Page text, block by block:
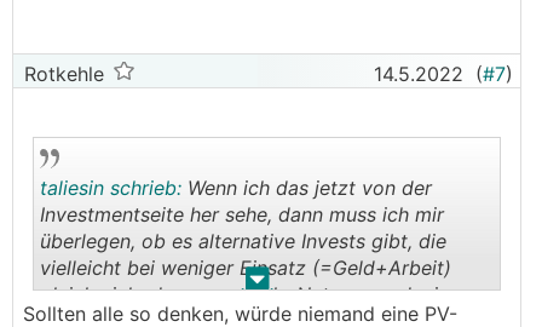
Rotkehle 14.5.2022 (#7)
. .
taliesin schrieb: Wenn ich das jetzt von der
Investmentseite her sehe, dann muss ich mir
überlegen, ob es alternative Invests gibt, die
vielleicht bei weniger Einsatz (=Geld+Arbeit)
gleich viel oder sogar mehr Nutzen produzieren.
Sollten alle so denken, würde niemand eine PV-